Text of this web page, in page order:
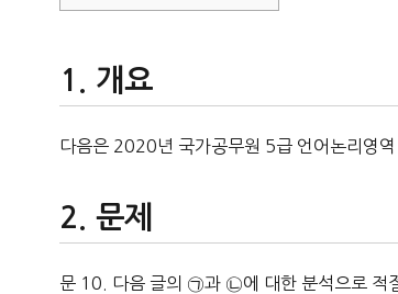
개요
다음은 2020년 국가공무원 5급 언어논리영
문제
문 10. 다음 글의 ㉠과 ㉡에 대한 분석으로 적